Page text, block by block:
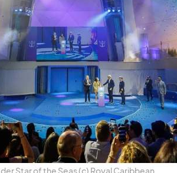
Star of the Seas (c) Royal Ca­rib­bean